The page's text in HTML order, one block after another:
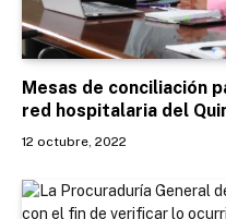
Mesas de conciliación
red hospitalaria del
12 octubre, 2022